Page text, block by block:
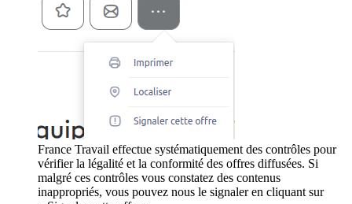
France Travail effectue systématiquement des contrôles pour
vérifier la légalité et la conformité des offres diffusées. Si
malgré ces contrôles vous constatez des contenus
inappropriés, vous pouvez nous le signaler en cliquant sur